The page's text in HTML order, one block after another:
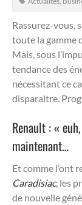
Rassurez-vous,
toute la gamme
Mais, sous
tendance des
nécessitant ce
disparaitre.
Renault : «
maintenant…
Et comme l’ont
Caradisiac, les
de nouvelle